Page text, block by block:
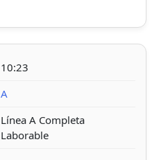
10:23
A
Línea A Completa
Laborable